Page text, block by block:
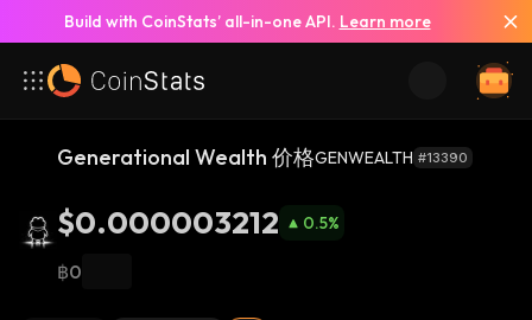
Build with CoinStats’ all-in-one API. Learn more
Generational Wealth 价格GENWEALTH #13390
$0.000003212 0.5%
฿0